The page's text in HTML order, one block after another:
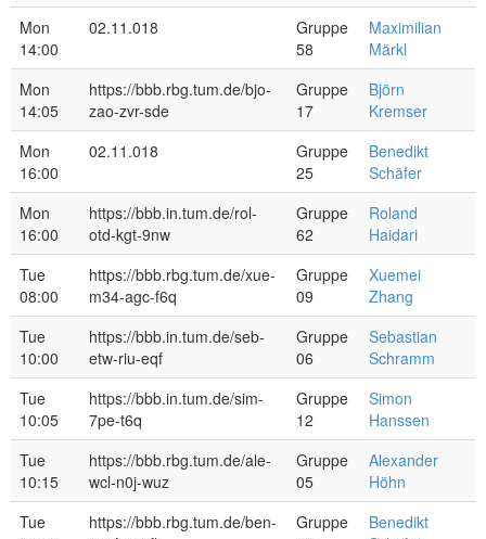
Mon
14:00
02.11.018
Gruppe
58
Maximilian
Märkl
Mon
14:05
https://bbb.rbg.tum.de/bjo-
zao-zvr-sde
Gruppe
17
Björn
Kremser
Mon
16:00
02.11.018
Gruppe
25
Benedikt
Schäfer
Mon
16:00
https://bbb.in.tum.de/rol-
otd-kgt-9nw
Gruppe
62
Roland
Haidari
Tue
08:00
https://bbb.rbg.tum.de/xue-
m34-agc-f6q
Gruppe
09
Xuemei
Zhang
Tue
10:00
https://bbb.in.tum.de/seb-
etw-riu-eqf
Gruppe
06
Sebastian
Schramm
Tue
10:05
https://bbb.in.tum.de/sim-
7pe-t6q
Gruppe
12
Simon
Hanssen
Tue
10:15
https://bbb.rbg.tum.de/ale-
wcl-n0j-wuz
Gruppe
05
Alexander
Höhn
Tue
https://bbb.rbg.tum.de/ben-
Gruppe
Benedikt